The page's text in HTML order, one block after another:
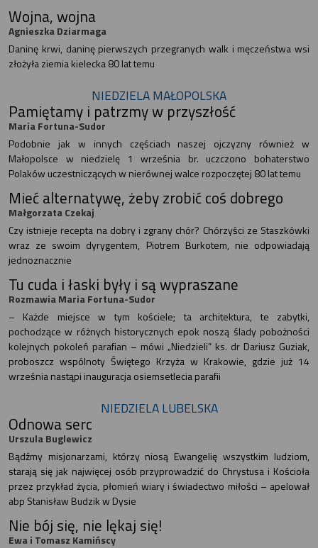
Wojna, wojna
Agnieszka Dziarmaga
Daninę krwi, daninę pierwszych przegranych walk i męczeństwa wsi
złożyła ziemia kielecka 80 lat temu
NIEDZIELA MAŁOPOLSKA
Pamiętamy i patrzmy w przyszłość
Maria Fortuna-Sudor
Podobnie jak w innych częściach naszej ojczyzny również w
Małopolsce w niedzielę 1 września br. uczczono bohaterstwo
Polaków uczestniczących w nierównej walce rozpoczętej 80 lat temu
Mieć alternatywę, żeby zrobić coś dobrego
Małgorzata Czekaj
Czy istnieje recepta na dobry i zgrany chór? Chórzyści ze Staszkówki
wraz ze swoim dyrygentem, Piotrem Burkotem, nie odpowiadają
jednoznacznie
Tu cuda i łaski były i są wypraszane
Rozmawia Maria Fortuna-Sudor
– Każde miejsce w tym kościele; ta architektura, te zabytki,
pochodzące w różnych historycznych epok noszą ślady pobożności
kolejnych pokoleń parafian – mówi „Niedzieli” ks. dr Dariusz Guziak,
proboszcz wspólnoty Świętego Krzyża w Krakowie, gdzie już 14
września nastąpi inauguracja osiemsetlecia parafii
NIEDZIELA LUBELSKA
Odnowa serc
Urszula Buglewicz
Bądźmy misjonarzami, którzy niosą Ewangelię wszystkim ludziom,
starają się jak najwięcej osób przyprowadzić do Chrystusa i Kościoła
przez przykład życia, płomień wiary i świadectwo miłości – apelował
abp Stanisław Budzik w Dysie
Nie bój się, nie lękaj się!
Ewa i Tomasz Kamińscy